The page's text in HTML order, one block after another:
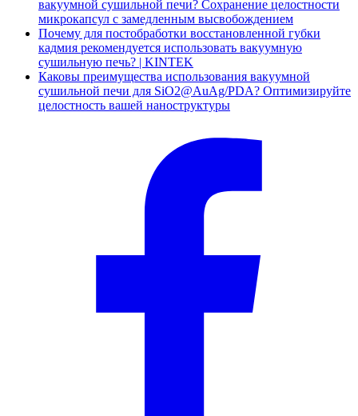
вакуумной сушильной печи? Сохранение целостности
микрокапсул с замедленным высвобождением
Почему для постобработки восстановленной губки
кадмия рекомендуется использовать вакуумную
сушильную печь? | KINTEK
Каковы преимущества использования вакуумной
сушильной печи для SiO2@AuAg/PDA? Оптимизируйте
целостность вашей наноструктуры